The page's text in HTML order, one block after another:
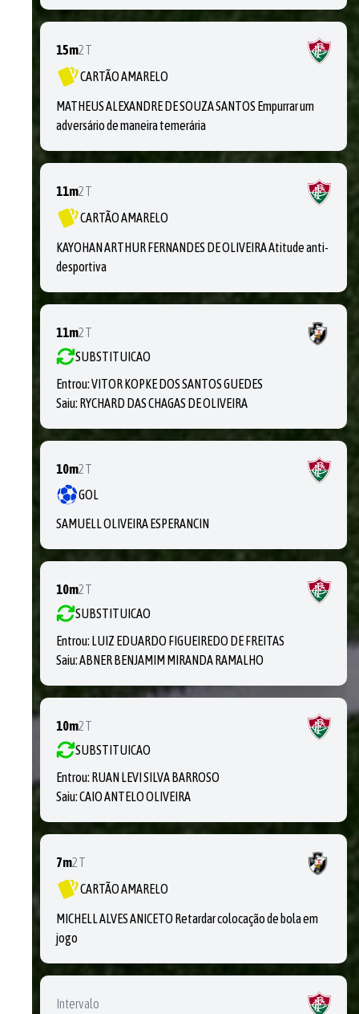
15m2T
CARTÃO AMARELO
MATHEUS ALEXANDRE DE SOUZA SANTOS Empurrar um
adversário de maneira temerária
11m2T
CARTÃO AMARELO
KAYOHAN ARTHUR FERNANDES DE OLIVEIRA Atitude anti-
desportiva
11m2T
SUBSTITUICAO
Entrou:VITOR KOPKE DOS SANTOS GUEDES
Saiu: RYCHARD DAS CHAGAS DE OLIVEIRA
10m2T
GOL
SAMUELL OLIVEIRA ESPERANCIN
10m2T
SUBSTITUICAO
Entrou: LUIZ EDUARDO FIGUEIREDO DE FREITAS
Saiu:ABNER BENJAMIM MIRANDA RAMALHO
10m2T
SUBSTITUICAO
Entrou: RUAN LEVI SILVA BARROSO
Saiu:CAIO ANTELO OLIVEIRA
7m2T
CARTÃO AMARELO
MICHELL ALVES ANICETO Retardar colocação de bola em
jogo
Intervalo